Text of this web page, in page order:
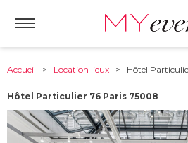
Accueil > Location lieux > Hôtel
Hôtel Particulier 76 Paris 75008